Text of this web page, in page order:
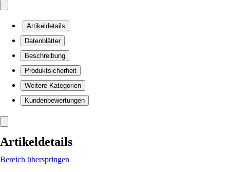
Artikeldetails
Datenblätter
Beschreibung
Produktsicherheit
Weitere Kategorien
Kundenbewertungen
Artikeldetails
Bereich überspringen